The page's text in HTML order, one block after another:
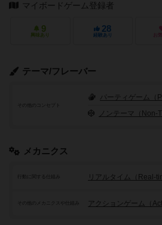
マイボードゲーム登録者
9
興味あり
28
経験あり お
テーマ/フレーバー
その他のコンセプト
パーティゲーム（
ノンテーマ（Non-
メカニクス
行動に関する仕組み リアルタイム（Real-
その他のメカニクスや仕組み アクションゲーム（